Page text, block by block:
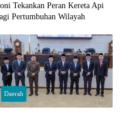
Tekankan Peran Kereta Api
Pertumbuhan Wilayah
Daerah